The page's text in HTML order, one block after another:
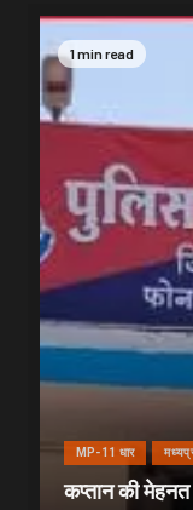
1 min read
MP-11 धार
कप्तान की मेहनत